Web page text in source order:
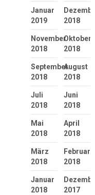
Januar
2019
2018
November
2018
Oktober
2018
September
2018
August
2018
Juli
2018
Juni
2018
Mai
2018
April
2018
März
2018
Februar
2018
Januar
2018
2017